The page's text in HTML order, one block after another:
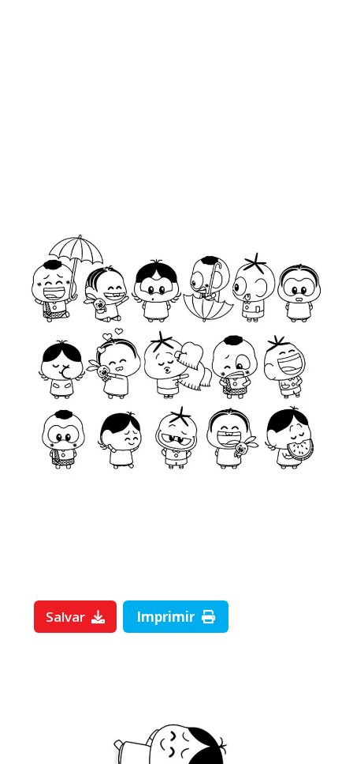
Salvar Imprimir